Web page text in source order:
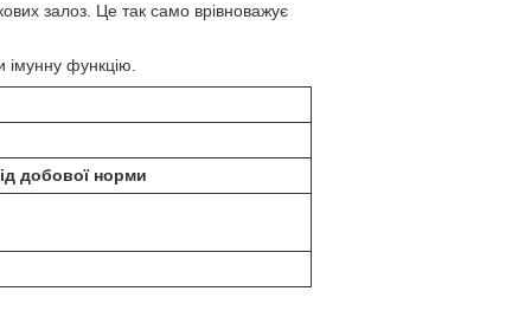
залоз. Це так само врівноважує
імунну функцію.
добової норми